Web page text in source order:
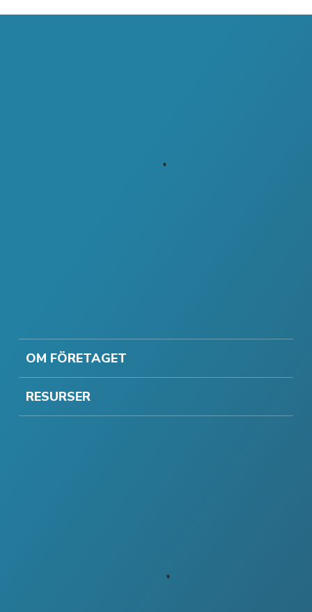
OM FÖRETAGET
RESURSER